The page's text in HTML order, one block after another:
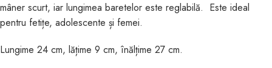
mâner scurt, iar lungimea baretelor este reglabilă. Este ideal
pentru fetițe, adolescente și femei.
Lungime 24 cm, lățime 9 cm, înălțime 27 cm.